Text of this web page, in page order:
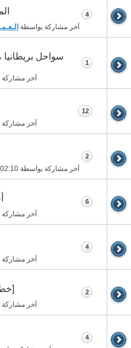
آخر مشاركة بواسطة
4
سواحل بريطانيا
آخر
1
آخر
12
آخر مشاركة بواسطة 02:10
2
آخر
6
آخر
4
آخر
2
4